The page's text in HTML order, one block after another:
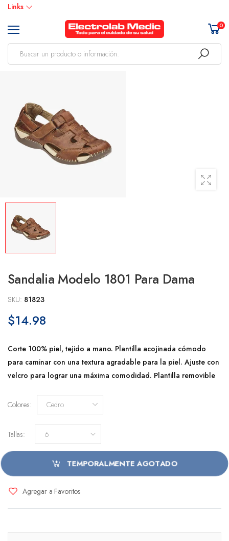
Links
0
Sandalia Modelo 1801 Para Dama
SKU: 81823
$14.98
Corte 100% piel, tejido a mano. Plantilla acojinada cómodo
para caminar con una textura agradable para la piel. Ajuste con
velcro para lograr una máxima comodidad. Plantilla removible
Colores: Cedro
Tallas: 6
TEMPORALMENTE AGOTADO
Agregar a Favoritos